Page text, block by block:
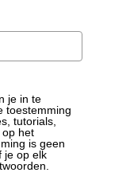
je in te
toestemming
tutorials,
het
is geen
je op elk